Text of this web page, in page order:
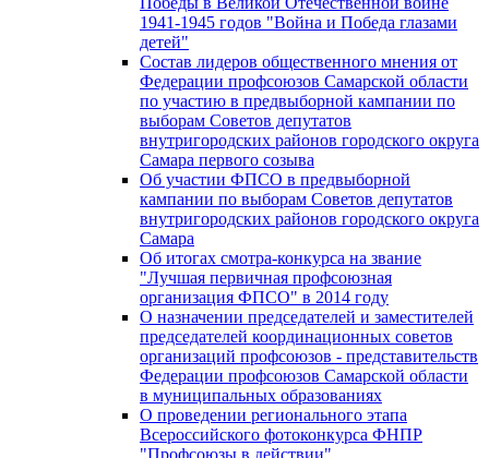
1941-1945 годов "Война и Победа глазами
детей"
Состав лидеров общественного мнения от
Федерации профсоюзов Самарской области
по участию в предвыборной кампании по
выборам Советов депутатов
внутригородских районов городского округа
Самара первого созыва
Об участии ФПСО в предвыборной
кампании по выборам Советов депутатов
внутригородских районов городского округа
Самара
Об итогах смотра-конкурса на звание
"Лучшая первичная профсоюзная
организация ФПСО" в 2014 году
О назначении председателей и заместителей
председателей координационных советов
организаций профсоюзов - представительств
Федерации профсоюзов Самарской области
в муниципальных образованиях
О проведении регионального этапа
Всероссийского фотоконкурса ФНПР
"Профсоюзы в действии"